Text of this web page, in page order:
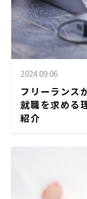
2024.09.06
フリーランス
就職を求める
紹介